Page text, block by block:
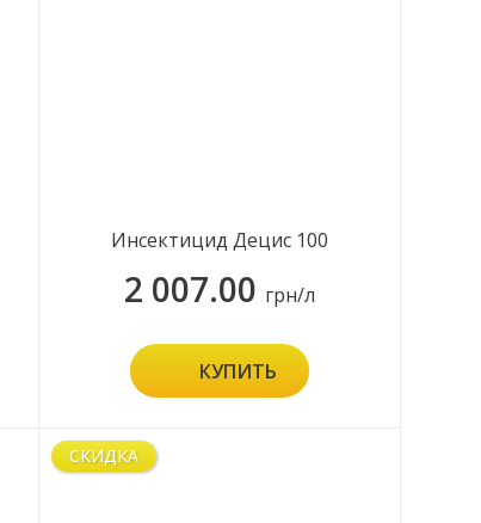
Инсектицид Децис 100
2 007.00 грн/л
КУПИТЬ
СКИДКА